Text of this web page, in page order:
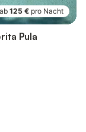
ab 125 € pro Nacht
Pula